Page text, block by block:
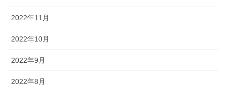
2022年11月
2022年10月
2022年9月
2022年8月